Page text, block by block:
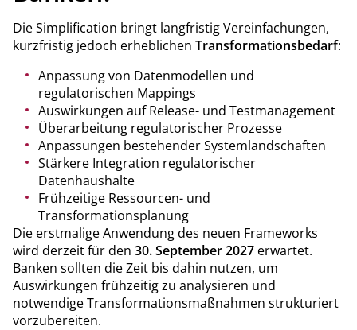
Die Simplification bringt langfristig Vereinfachungen,
kurzfristig jedoch erheblichen Transformationsbedarf:
Anpassung von Datenmodellen und
regulatorischen Mappings
Auswirkungen auf Release- und Testmanagement
Überarbeitung regulatorischer Prozesse
Anpassungen bestehender Systemlandschaften
Stärkere Integration regulatorischer
Datenhaushalte
Frühzeitige Ressourcen- und
Transformationsplanung
Die erstmalige Anwendung des neuen Frameworks
wird derzeit für den 30. September 2027 erwartet.
Banken sollten die Zeit bis dahin nutzen, um
Auswirkungen frühzeitig zu analysieren und
notwendige Transformationsmaßnahmen strukturiert
vorzubereiten.